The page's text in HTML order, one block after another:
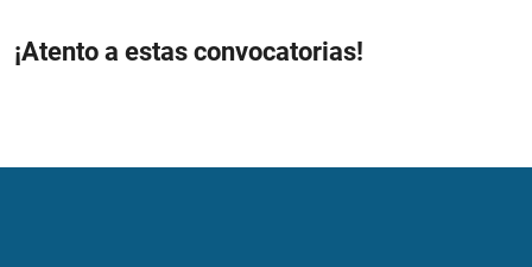
¡Atento a estas convocatorias!